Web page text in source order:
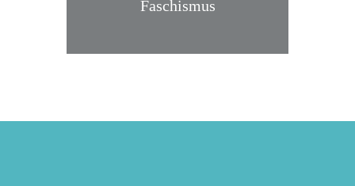
Faschismus